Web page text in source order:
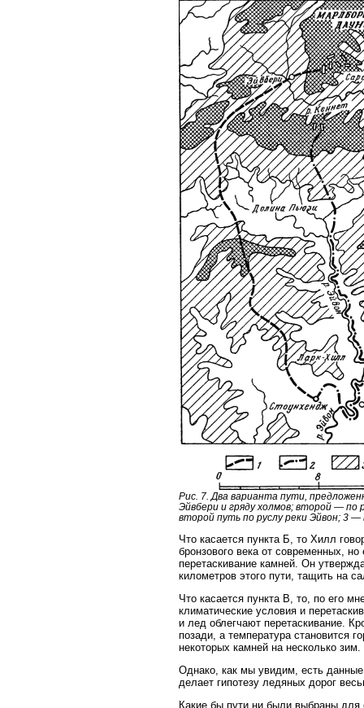
Рис. 7. Два варианта пути,
Эйвбери и гряду холмов; второй — по
второй путь по руслу реки Эйвон; 3
Что касается пункта Б, то Хилл
бронзового века от современных,
перетаскивание камней. Он
километров этого пути, тащить на
Что касается пункта В, то, по его
климатические условия и
и лед облегчают перетаскивание.
позади, а температура становится
некоторых камней на несколько зим.
Однако, как мы увидим, есть
делает гипотезу ледяных дорог
Какие бы пути ни были выбраны для